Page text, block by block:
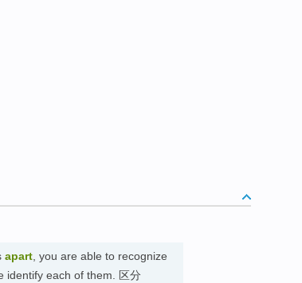
apart, you are able to recognize
identify each of them. 区分